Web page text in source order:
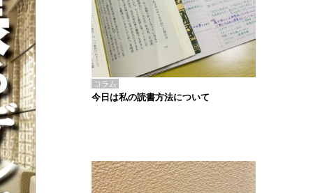
コラム
今日は私の読書方法について